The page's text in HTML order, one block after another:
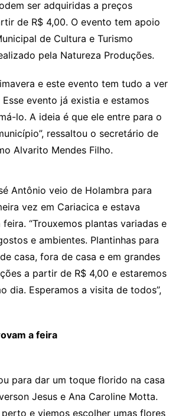
ser adquiridas a preços
de R$ 4,00. O evento tem apoio
de Cultura e Turismo
pela Natureza Produções.
e este evento tem tudo a ver
evento já existia e estamos
lo. A ideia é que ele entre para o
ressaltou o secretário de
Alvarito Mendes Filho.
Antônio veio de Holambra para
vez em Cariacica e estava
“Trouxemos plantas variadas e
e ambientes. Plantinhas para
casa, fora de casa e em grandes
a partir de R$ 4,00 e estaremos
dia. Esperamos a visita de todos”,
a feira
para dar um toque florido na casa
Jesus e Ana Caroline Motta.
perto e viemos escolher umas flores